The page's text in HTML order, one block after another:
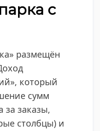
с
размещён
который
сумм
за заказы,
столбцы) и